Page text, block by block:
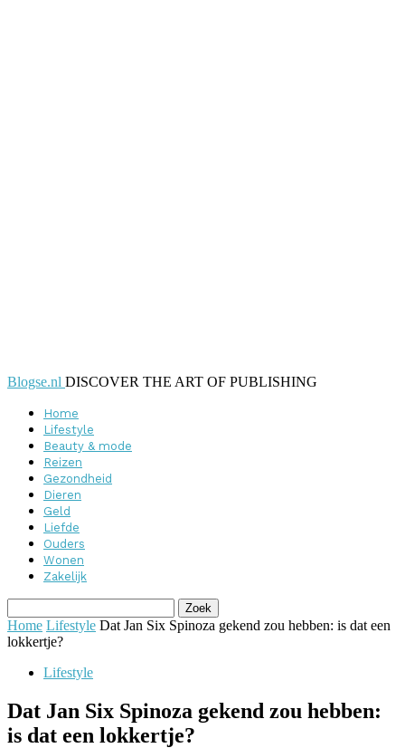
Blogse.nl DISCOVER THE ART OF PUBLISHING
Home
Lifestyle
Beauty & mode
Reizen
Gezondheid
Dieren
Geld
Liefde
Ouders
Wonen
Zakelijk
Home Lifestyle Dat Jan Six Spinoza gekend zou hebben: is dat een
lokkertje?
Lifestyle
Dat Jan Six Spinoza gekend zou hebben:
is dat een lokkertje?